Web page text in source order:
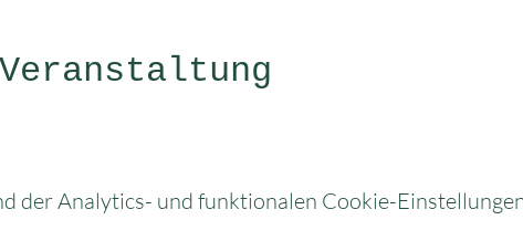
der Analytics- und funktionalen Cookie-